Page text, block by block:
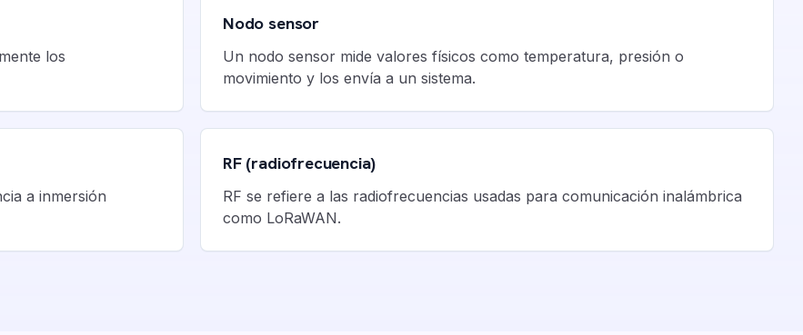
los
Nodo sensor
Un nodo sensor mide valores físicos como temperatura, presión o
movimiento y los envía a un sistema.
a inmersión
RF (radiofrecuencia)
RF se refiere a las radiofrecuencias usadas para comunicación inalámbrica
como LoRaWAN.